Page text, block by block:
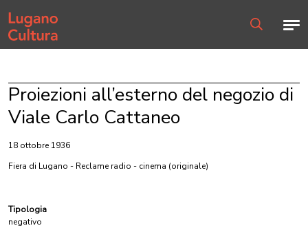
Home page
Proiezioni all’esterno del negozio di
Viale Carlo Cattaneo
18 ottobre 1936
Fiera di Lugano - Reclame radio - cinema (originale)
Tipologia
negativo